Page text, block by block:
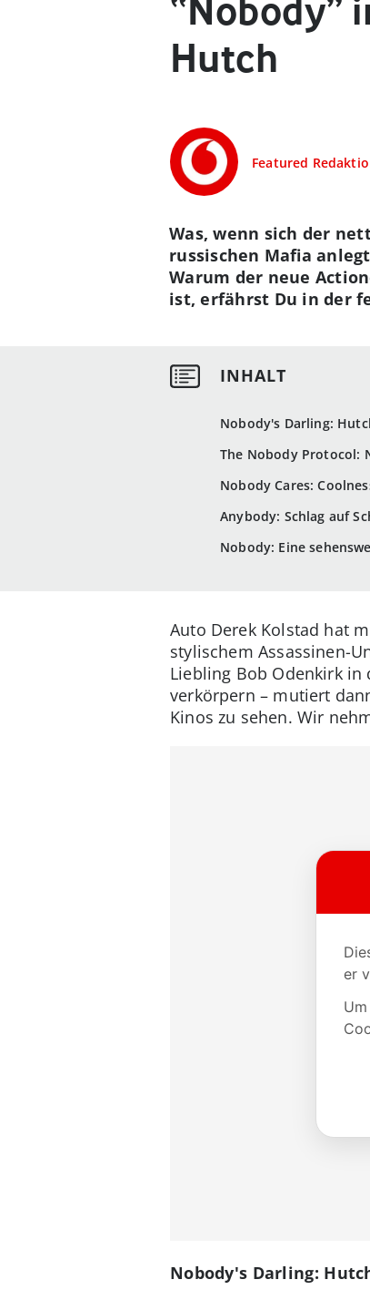
“Nobody”
Hutch
Featured
Nobody's Darling:
The Nobody Protocol:
Nobody Cares:
Anybody: Schlag auf
Nobody: Eine
Was, wenn sich der
russischen Mafia
Warum der neue
ist, erfährst Du in der
Auto Derek Kolstad hat
stylischem Assassinen-
Liebling Bob Odenkirk
verkörpern – mutiert
Kinos zu sehen. Wir
Nobody's Darling: